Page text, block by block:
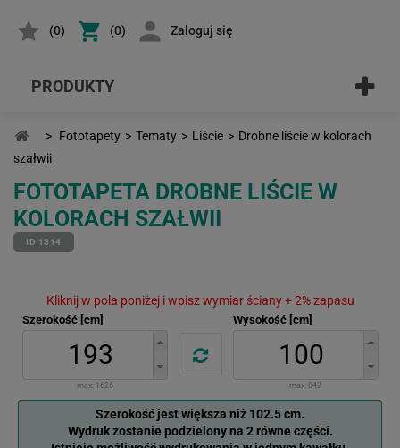
(0) (0) Zaloguj się
PRODUKTY
> Fototapety > Tematy > Liście > Drobne liście w kolorach
szałwii
FOTOTAPETA DROBNE LIŚCIE W
KOLORACH SZAŁWII
ID 1314
Kliknij w pola poniżej i wpisz wymiar ściany + 2% zapasu
Szerokość [cm]
max: 1626
Wysokość [cm]
max: 842
Szerokość jest większa niż 102.5 cm.
Wydruk zostanie podzielony na 2 równe części.